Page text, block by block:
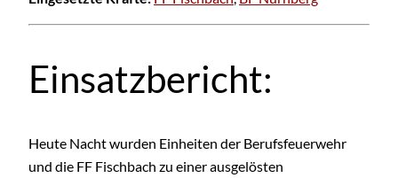
Einsatzbericht:
Heute Nacht wurden Einheiten der Berufsfeuerwehr
und die FF Fischbach zu einer ausgelösten